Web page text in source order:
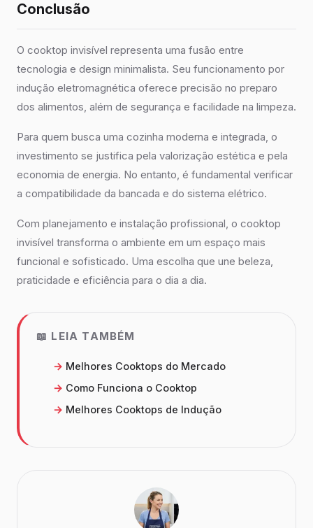
Conclusão
O cooktop invisível representa uma fusão entre
tecnologia e design minimalista. Seu funcionamento por
indução eletromagnética oferece precisão no preparo
dos alimentos, além de segurança e facilidade na limpeza.
Para quem busca uma cozinha moderna e integrada, o
investimento se justifica pela valorização estética e pela
economia de energia. No entanto, é fundamental verificar
a compatibilidade da bancada e do sistema elétrico.
Com planejamento e instalação profissional, o cooktop
invisível transforma o ambiente em um espaço mais
funcional e sofisticado. Uma escolha que une beleza,
praticidade e eficiência para o dia a dia.
📖 LEIA TAMBÉM
Melhores Cooktops do Mercado
Como Funciona o Cooktop
Melhores Cooktops de Indução